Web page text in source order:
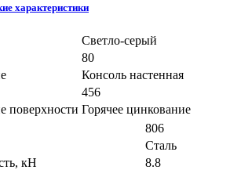
характеристики
Светло-серый
80
Консоль настенная
456
поверхности Горячее цинкование
806
Сталь
кН
8.8